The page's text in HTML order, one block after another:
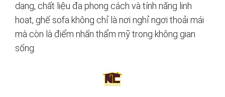
dạng, chất liệu đa phong cách và tính năng linh
hoạt, ghế sofa không chỉ là nơi nghỉ ngơi thoải mái
mà còn là điểm nhấn thẩm mỹ trong không gian
sống.